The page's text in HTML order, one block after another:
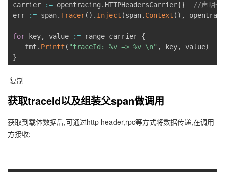
者
我
博
客
的
论
坛
我
的
圈
我
的
我
发
者
学
堂
我
的
我
Programs
的
支
持
我
的
技
我
的
carrier := opentracing . HTTPHeadersCarrier{}
//声明一
err
:= span.Tracer( ) . Inject (span. Context ( ) ,
for key, value := range carrier {
   fmt
. Printf( "traceId: %v => %v \n" , key, value)
}
获取traceId以及组装父span做调用
获取到载体数据后,可通过http header,rpc等方式将数据传递,在调用
方接收: